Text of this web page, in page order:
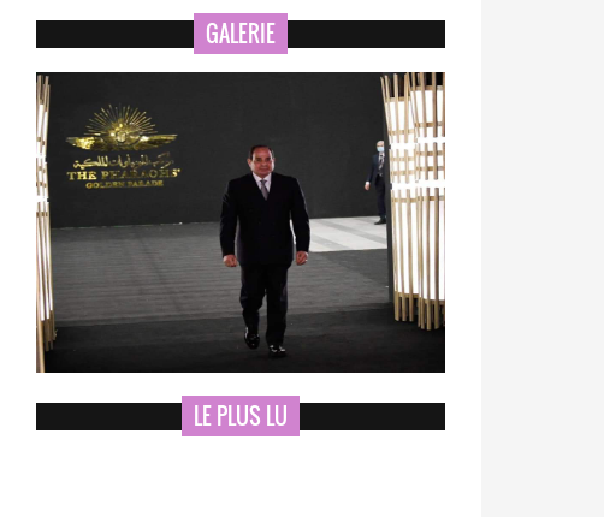
GALERIE
LE PLUS LU